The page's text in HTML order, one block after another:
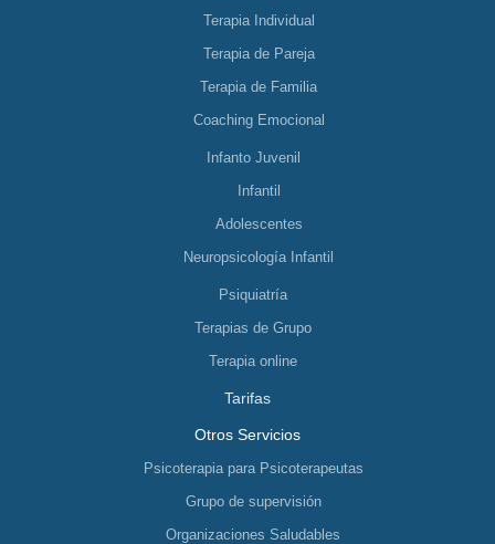
Terapia Individual
Terapia de Pareja
Terapia de Familia
Coaching Emocional
Infanto Juvenil
Infantil
Adolescentes
Neuropsicología Infantil
Psiquiatría
Terapias de Grupo
Terapia online
Tarifas
Otros Servicios
Psicoterapia para Psicoterapeutas
Grupo de supervisión
Organizaciones Saludables